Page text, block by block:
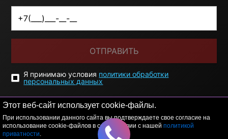
Этот веб-сайт использует cookie-файлы.
При использовании данного сайта вы подтверждаете свое согласие на
использование cookie-файлов в соответствии с нашей политикой
приватности.
ОТПРАВИТЬ
Я принимаю условия политики обработки
персональных данных